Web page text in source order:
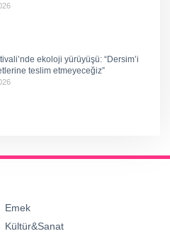
ekoloji yürüyüşü: “Dersim’i
teslim etmeyeceğiz”
Emek
Kültür&Sanat